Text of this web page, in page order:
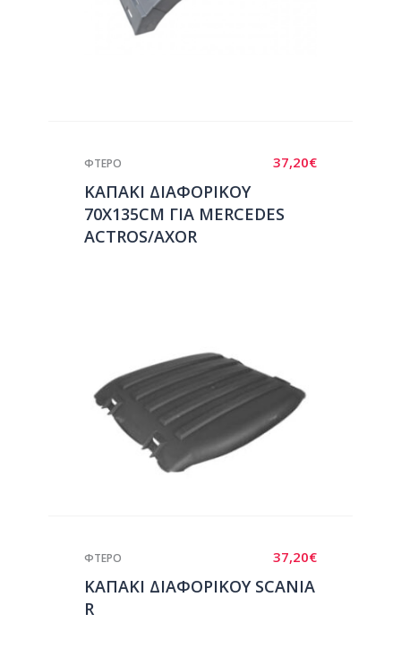
37,20€
ΦΤΕΡΟ
ΚΑΠΑΚΙ ΔΙΑΦΟΡΙΚΟΥ
70X135CM ΓΙΑ MERCEDES
ACTROS/AXOR
37,20€
ΦΤΕΡΟ
ΚΑΠΑΚΙ ΔΙΑΦΟΡΙΚΟΥ SCANIA
R